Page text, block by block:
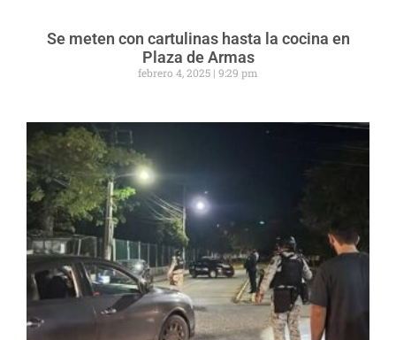
Se meten con cartulinas hasta la cocina en
Plaza de Armas
febrero 4, 2025 9:29 pm